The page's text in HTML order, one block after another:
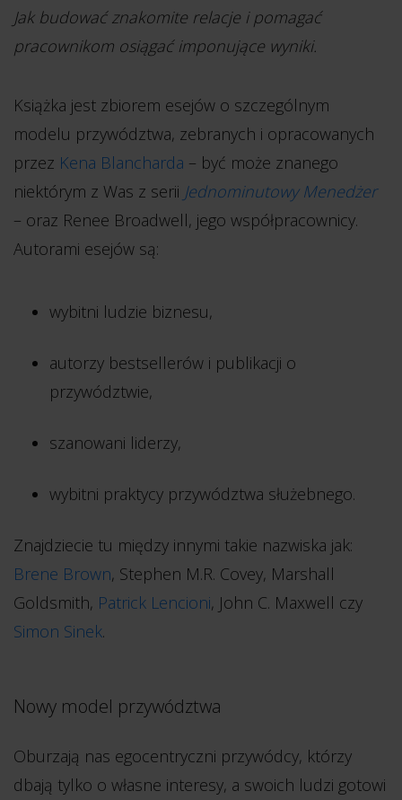
Jak budować znakomite relacje i pomagać
pracownikom osiągać imponujące wyniki.
Książka jest zbiorem esejów o szczególnym
modelu przywództwa, zebranych i opracowanych
przez Kena Blancharda – być może znanego
niektórym z Was z serii Jednominutowy Menedżer
– oraz Renee Broadwell, jego współpracownicy.
Autorami esejów są:
wybitni ludzie biznesu,
autorzy bestsellerów i publikacji o
przywództwie,
szanowani liderzy,
wybitni praktycy przywództwa służebnego.
Znajdziecie tu między innymi takie nazwiska jak:
Brene Brown, Stephen M.R. Covey, Marshall
Goldsmith, Patrick Lencioni, John C. Maxwell czy
Simon Sinek.
Nowy model przywództwa
Oburzają nas egocentryczni przywódcy, którzy
dbają tylko o własne interesy, a swoich ludzi gotowi